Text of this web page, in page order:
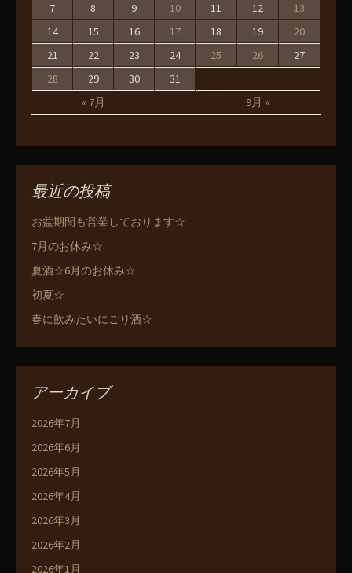
« 7月 9月 »
7
8 9 10 11 12
13
14
15 16 17 18 19
20
21
22 23 24 25 26
27
28
29 30 31
最近の投稿
お盆期間も営業しております☆
7月のお休み☆
夏酒☆6月のお休み☆
初夏☆
春に飲みたいにごり酒☆
アーカイブ
2026年7月
2026年6月
2026年5月
2026年4月
2026年3月
2026年2月
2026年1月